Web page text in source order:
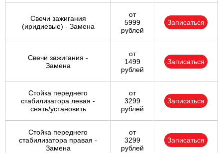
Свечи зажигания
(иридиевые) - Замена
от
5999
рублей
Записаться
Свечи зажигания -
Замена
от
1499
рублей
Записаться
Стойка переднего
стабилизатора левая -
снять/установить
от
3299
рублей
Записаться
Стойка переднего
стабилизатора правая -
Замена
от
3299
рублей
Записаться